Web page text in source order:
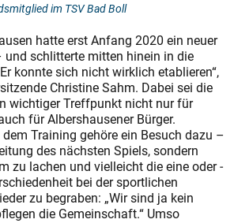
im TSV Bad Boll
hatte erst Anfang 2020 ein neuer
und schlitterte mitten hinein in die
konnte sich nicht wirklich etablieren“,
Christine Sahm. Dabei sei die
wichtiger Treffpunkt nicht nur für
für Albershausener Bürger.
Training gehöre ein Besuch dazu –
des nächsten Spiels, sondern
zu lachen und vielleicht die eine oder
bei der sportlichen
zu begraben: „Wir sind ja kein
die Gemeinschaft.“ Umso